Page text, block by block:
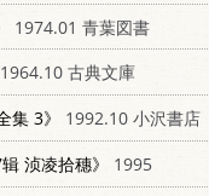
1974.01 青葉図書
1964.10 古典文庫
集 3》
1992.10 小沢書店
浈凌拾穗》
1995